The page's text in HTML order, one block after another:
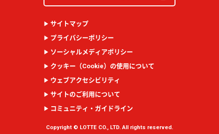
サイトマップ
プライバシーポリシー
ソーシャルメディアポリシー
クッキー（Cookie）の使用について
ウェブアクセシビリティ
サイトのご利用について
コミュニティ・ガイドライン
Copyright © LOTTE CO., LTD. All rights reserved.